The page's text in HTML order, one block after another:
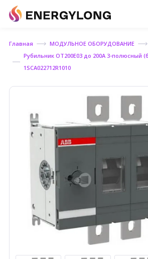
Главная МОДУЛЬНОЕ ОБОРУДОВАНИЕ
Рубильник ОТ200Е03 до 200А 3-полюсный
1SCA022712R1010